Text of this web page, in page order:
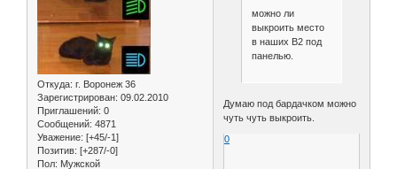
Откуда: г. Воронеж 36
Зарегистрирован: 09.02.2010
Приглашений: 0
Сообщений: 4871
Уважение: [+45/-1]
Позитив: [+287/-0]
Пол: Мужской
можно ли
выкроить место
в наших В2 под
панелью.
Думаю под бардачком можно
чуть чуть выкроить.
0